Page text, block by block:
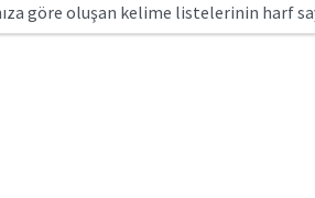
göre oluşan kelime listelerinin harf